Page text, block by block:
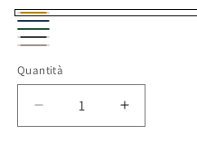
Senape
Blu
Verde
Antracite
Quantità
Diminuisci
Aumenta